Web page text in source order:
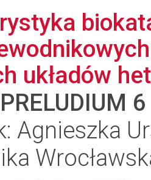
układów
PRELUDIUM 6
Agnieszka